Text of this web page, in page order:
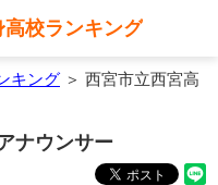
校ランキング
キング ＞ 西宮市立西宮高
ナウンサー